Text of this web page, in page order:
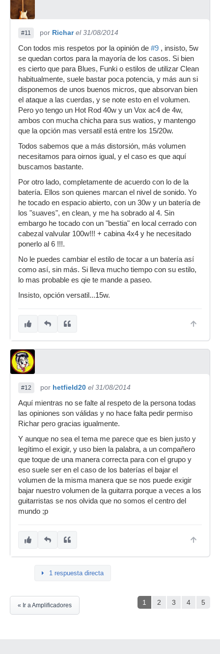
#11 por Richar el 31/08/2014
Con todos mis respetos por la opinión de #9 , insisto, 5w
se quedan cortos para la mayoría de los casos. Si bien
es cierto que para Blues, Funki o estilos de utilizar Clean
habitualmente, suele bastar poca potencia, y más aun si
disponemos de unos buenos micros, que absorvan bien
el ataque a las cuerdas, y se note esto en el volumen.
Pero yo tengo un Hot Rod 40w y un Vox ac4 de 4w,
ambos con mucha chicha para sus watios, y mantengo
que la opción mas versatil está entre los 15/20w.
Todos sabemos que a más distorsión, más volumen
necesitamos para oirnos igual, y el caso es que aquí
buscamos bastante.
Por otro lado, completamente de acuerdo con lo de la
batería. Ellos son quienes marcan el nivel de sonido. Yo
he tocado en espacio abierto, con un 30w y un batería de
los "suaves", en clean, y me ha sobrado al 4. Sin
embargo he tocado con un "bestia" en local cerrado con
cabezal valvular 100w!!! + cabina 4x4 y he necesitado
ponerlo al 6 !!!.
No le puedes cambiar el estilo de tocar a un batería así
como así, sin más. Si lleva mucho tiempo con su estilo,
lo mas probable es qie te mande a paseo.
Insisto, opción versatil...15w.
#12 por hetfield20 el 31/08/2014
Aquí mientras no se falte al respeto de la persona todas
las opiniones son válidas y no hace falta pedir permiso
Richar pero gracias igualmente.
Y aunque no sea el tema me parece que es bien justo y
legítimo el exigir, y uso bien la palabra, a un compañero
que toque de una manera correcta para con el grupo y
eso suele ser en el caso de los baterías el bajar el
volumen de la misma manera que se nos puede exigir
bajar nuestro volumen de la guitarra porque a veces a los
guitarristas se nos olvida que no somos el centro del
mundo ;p
1 respuesta directa
1 2 3 4 5
« Ir a Amplificadores